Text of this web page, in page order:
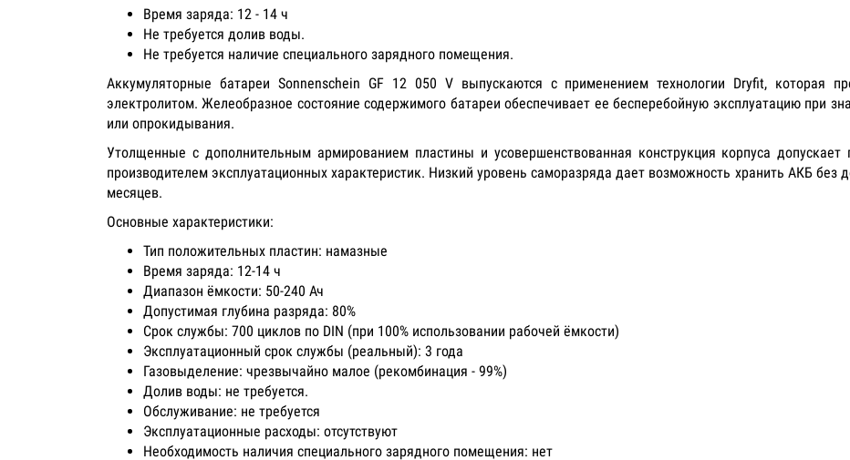
Время заряда: 12 - 14 ч
Не требуется долив воды.
Не требуется наличие специального зарядного помещения.
Аккумуляторные батареи Sonnenschein GF 12 050 V выпускаются с применением технологии Dryfit, которая
электролитом. Желеобразное состояние содержимого батареи обеспечивает ее бесперебойную эксплуатацию при
или опрокидывания.
Утолщенные с дополнительным армированием пластины и усовершенствованная конструкция корпуса
производителем эксплуатационных характеристик. Низкий уровень саморазряда дает возможность хранить АКБ без
месяцев.
Основные характеристики:
Тип положительных пластин: намазные
Время заряда: 12-14 ч
Диапазон ёмкости: 50-240 Ач
Допустимая глубина разряда: 80%
Срок службы: 700 циклов по DIN (при 100% использовании рабочей ёмкости)
Эксплуатационный срок службы (реальный): 3 года
Газовыделение: чрезвычайно малое (рекомбинация - 99%)
Долив воды: не требуется.
Обслуживание: не требуется
Эксплуатационные расходы: отсутствуют
Необходимость наличия специального зарядного помещения: нет